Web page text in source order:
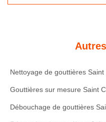
Nettoyage de gouttières
Gouttières sur mesure Saint
Débouchage de gouttières